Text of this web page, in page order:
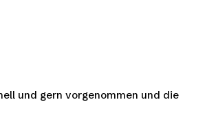
und gern vorgenommen und die